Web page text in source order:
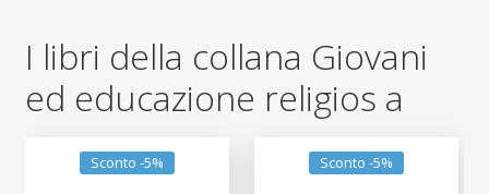
I libri della collana Giovani
ed educazione religios a
Sconto -5% Sconto -5%